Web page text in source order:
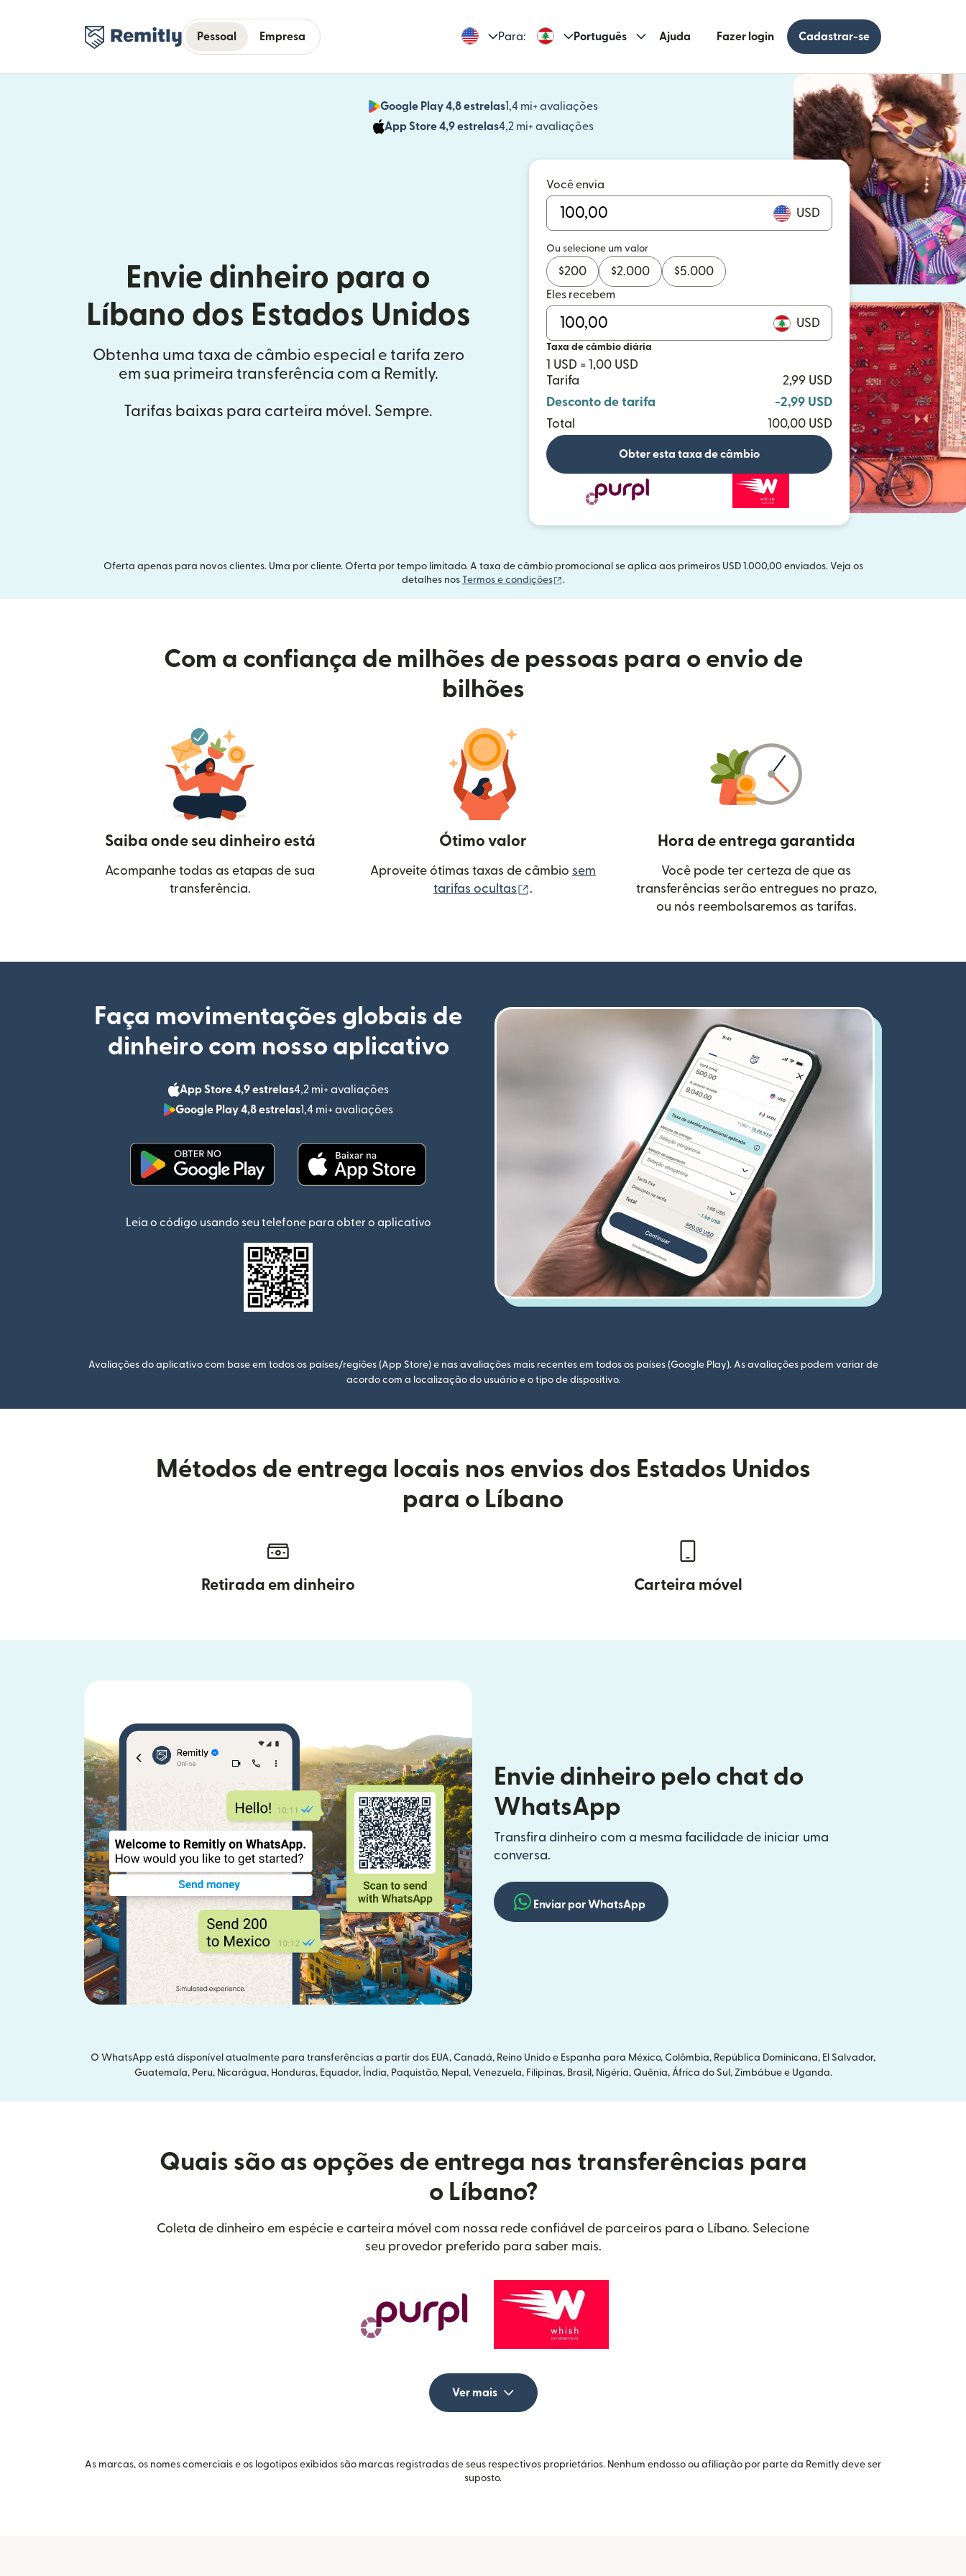
Pessoal Empresa Para: Português Ajuda Fazer login Cadastrar-se
Google Play 4,8 estrelas1,4 mi+ avaliações
(abre em uma nova janela)
App Store 4,9 estrelas4,2 mi+ avaliações
(abre em uma nova janela)
Envie dinheiro para o
Líbano dos Estados Unidos
Obtenha uma taxa de câmbio especial e tarifa zero
em sua primeira transferência com a Remitly.
Tarifas baixas para carteira móvel. Sempre.
Você envia
USD
Ou selecione um valor
$200 $2.000 $5.000
Eles recebem
USD
Taxa de câmbio diária
1 USD = 1,00 USD
Tarifa
2,99 USD
Desconto de tarifa
-2,99 USD
Total
100,00 USD
Obter esta taxa de câmbio
Oferta apenas para novos clientes. Uma por cliente. Oferta por tempo limitado. A taxa de câmbio promocional se aplica aos primeiros USD 1.000,00 enviados. Veja os
detalhes nos Termos e condições (abre em uma nova janela)
.
Com a confiança de milhões de pessoas para o envio de
bilhões
Saiba onde seu dinheiro está
Acompanhe todas as etapas de sua
transferência.
Ótimo valor
Aproveite ótimas taxas de câmbio sem
tarifas ocultas
(abre em uma nova janela)
.
Hora de entrega garantida
Você pode ter certeza de que as
transferências serão entregues no prazo,
ou nós reembolsaremos as tarifas.
Faça movimentações globais de
dinheiro com nosso aplicativo
App Store 4,9 estrelas4,2 mi+ avaliações
(abre em uma nova janela)
Google Play 4,8 estrelas1,4 mi+ avaliações
(abre em uma nova janela)
Leia o código usando seu telefone para obter o aplicativo
Avaliações do aplicativo com base em todos os países/regiões (App Store) e nas avaliações mais recentes em todos os países (Google Play). As avaliações podem variar de
acordo com a localização do usuário e o tipo de dispositivo.
Métodos de entrega locais nos envios dos Estados Unidos
para o Líbano
Retirada em dinheiro Carteira móvel
Envie dinheiro pelo chat do
WhatsApp
Transfira dinheiro com a mesma facilidade de iniciar uma
conversa.
Enviar por WhatsApp
O WhatsApp está disponível atualmente para transferências a partir dos EUA, Canadá, Reino Unido e Espanha para México, Colômbia, República Dominicana, El Salvador,
Guatemala, Peru, Nicarágua, Honduras, Equador, Índia, Paquistão, Nepal, Venezuela, Filipinas, Brasil, Nigéria, Quênia, África do Sul, Zimbábue e Uganda.
Quais são as opções de entrega nas transferências para
o Líbano?
Coleta de dinheiro em espécie e carteira móvel com nossa rede confiável de parceiros para o Líbano. Selecione
seu provedor preferido para saber mais.
Ver mais
As marcas, os nomes comerciais e os logotipos exibidos são marcas registradas de seus respectivos proprietários. Nenhum endosso ou afiliação por parte da Remitly deve ser
suposto.